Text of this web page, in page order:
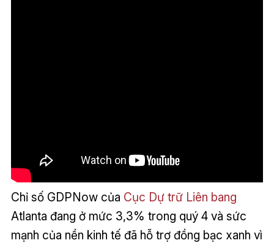
Chỉ số GDPNow của Cục Dự trữ Liên bang
Atlanta đang ở mức 3,3% trong quý 4 và sức
mạnh của nền kinh tế đã hỗ trợ đồng bạc xanh vì